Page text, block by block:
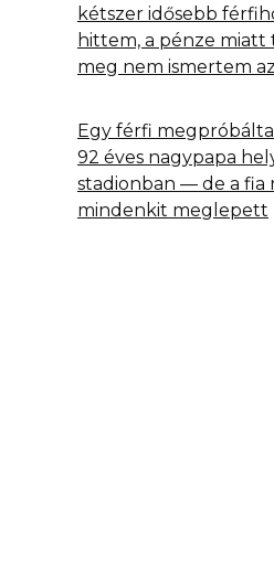
kétszer idősebb
hittem, a pénze miatt
meg nem ismertem
Egy férfi
92 éves nagypapa
stadionban — de a fia
mindenkit meglepett